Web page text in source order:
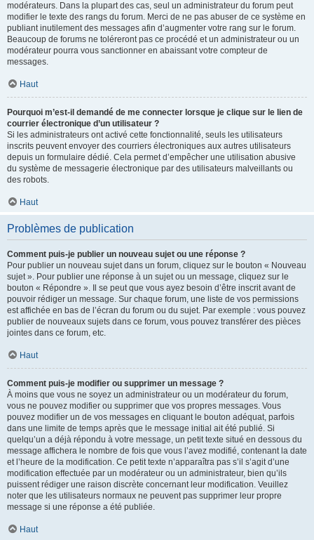
modérateurs. Dans la plupart des cas, seul un administrateur du forum peut
modifier le texte des rangs du forum. Merci de ne pas abuser de ce système en
publiant inutilement des messages afin d’augmenter votre rang sur le forum.
Beaucoup de forums ne toléreront pas ce procédé et un administrateur ou un
modérateur pourra vous sanctionner en abaissant votre compteur de
messages.
Haut
Pourquoi m’est-il demandé de me connecter lorsque je clique sur le lien de
courrier électronique d’un utilisateur ?
Si les administrateurs ont activé cette fonctionnalité, seuls les utilisateurs
inscrits peuvent envoyer des courriers électroniques aux autres utilisateurs
depuis un formulaire dédié. Cela permet d’empêcher une utilisation abusive
du système de messagerie électronique par des utilisateurs malveillants ou
des robots.
Haut
Problèmes de publication
Comment puis-je publier un nouveau sujet ou une réponse ?
Pour publier un nouveau sujet dans un forum, cliquez sur le bouton « Nouveau
sujet ». Pour publier une réponse à un sujet ou un message, cliquez sur le
bouton « Répondre ». Il se peut que vous ayez besoin d’être inscrit avant de
pouvoir rédiger un message. Sur chaque forum, une liste de vos permissions
est affichée en bas de l’écran du forum ou du sujet. Par exemple : vous pouvez
publier de nouveaux sujets dans ce forum, vous pouvez transférer des pièces
jointes dans ce forum, etc.
Haut
Comment puis-je modifier ou supprimer un message ?
À moins que vous ne soyez un administrateur ou un modérateur du forum,
vous ne pouvez modifier ou supprimer que vos propres messages. Vous
pouvez modifier un de vos messages en cliquant le bouton adéquat, parfois
dans une limite de temps après que le message initial ait été publié. Si
quelqu’un a déjà répondu à votre message, un petit texte situé en dessous du
message affichera le nombre de fois que vous l’avez modifié, contenant la date
et l’heure de la modification. Ce petit texte n’apparaîtra pas s’il s’agit d’une
modification effectuée par un modérateur ou un administrateur, bien qu’ils
puissent rédiger une raison discrète concernant leur modification. Veuillez
noter que les utilisateurs normaux ne peuvent pas supprimer leur propre
message si une réponse a été publiée.
Haut